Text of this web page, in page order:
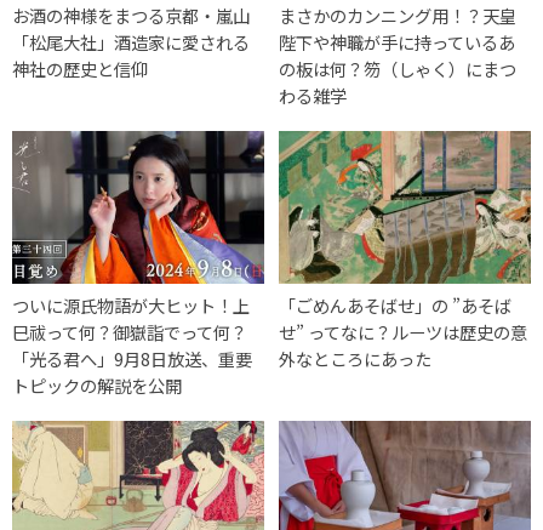
お酒の神様をまつる京都・嵐山
「松尾大社」酒造家に愛される
神社の歴史と信仰
まさかのカンニング用！？天皇
陛下や神職が手に持っているあ
の板は何？笏（しゃく）にまつ
わる雑学
ついに源氏物語が大ヒット！上
巳祓って何？御嶽詣でって何？
「光る君へ」9月8日放送、重要
トピックの解説を公開
「ごめんあそばせ」の ”あそば
せ” ってなに？ルーツは歴史の意
外なところにあった